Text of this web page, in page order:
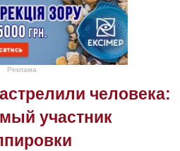
Реклама
человека:
участник